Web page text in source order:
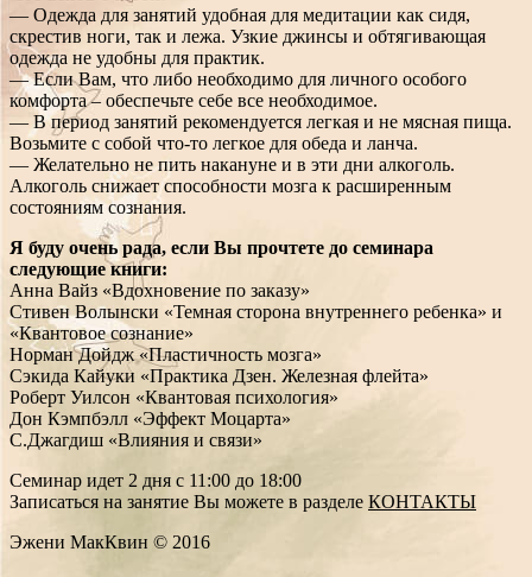
— Одежда для занятий удобная для медитации как сидя,
скрестив ноги, так и лежа. Узкие джинсы и обтягивающая
одежда не удобны для практик.
— Если Вам, что либо необходимо для личного особого
комфорта – обеспечьте себе все необходимое.
— В период занятий рекомендуется легкая и не мясная пища.
Возьмите с собой что-то легкое для обеда и ланча.
— Желательно не пить накануне и в эти дни алкоголь.
Алкоголь снижает способности мозга к расширенным
состояниям сознания.
Я буду очень рада, если Вы прочтете до семинара
следующие книги:
Анна Вайз «Вдохновение по заказу»
Стивен Волынски «Темная сторона внутреннего ребенка» и
«Квантовое сознание»
Норман Дойдж «Пластичность мозга»
Сэкида Кайуки «Практика Дзен. Железная флейта»
Роберт Уилсон «Квантовая психология»
Дон Кэмпбэлл «Эффект Моцарта»
С.Джагдиш «Влияния и связи»
Семинар идет 2 дня с 11:00 до 18:00
Записаться на занятие Вы можете в разделе КОНТАКТЫ
Эжени МакКвин © 2016